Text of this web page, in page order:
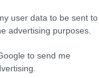
user data to be sent to
advertising purposes.
to send me
az amerikai
de az orosz